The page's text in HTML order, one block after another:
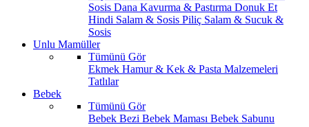
Sosis Dana Kavurma & Pastırma Donuk Et
Hindi Salam & Sosis Piliç Salam & Sucuk &
Sosis
Unlu Mamüller
Tümünü Gör
Ekmek Hamur & Kek & Pasta Malzemeleri
Tatlılar
Bebek
Tümünü Gör
Bebek Bezi Bebek Maması Bebek Sabunu